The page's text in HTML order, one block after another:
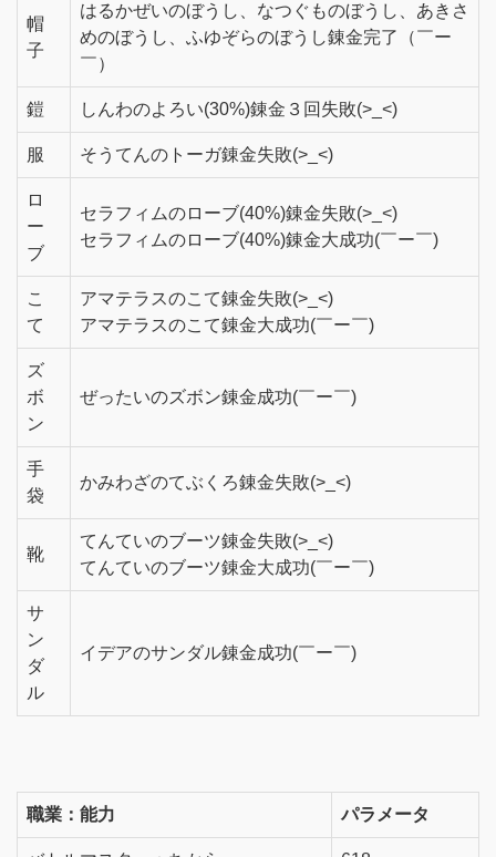
帽
子
はるかぜいのぼうし、なつぐものぼうし、あきさ
めのぼうし、ふゆぞらのぼうし錬金完了（￣ー
￣）
鎧 しんわのよろい(30%)錬金３回失敗(>_<)
服 そうてんのトーガ錬金失敗(>_<)
ロ
ー
ブ
セラフィムのローブ(40%)錬金失敗(>_<)
セラフィムのローブ(40%)錬金大成功(￣ー￣)
こ
て
アマテラスのこて錬金失敗(>_<)
アマテラスのこて錬金大成功(￣ー￣)
ズ
ボ
ン
ぜったいのズボン錬金成功(￣ー￣)
手
袋
かみわざのてぶくろ錬金失敗(>_<)
靴
てんていのブーツ錬金失敗(>_<)
てんていのブーツ錬金大成功(￣ー￣)
サ
ン
ダ
ル
イデアのサンダル錬金成功(￣ー￣)
職業：能力 パラメータ